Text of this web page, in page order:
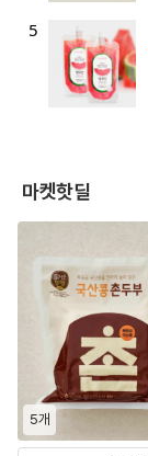
담기
5
마켓핫딜
5개